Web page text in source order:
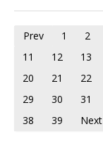
Prev 1 2
11
12 13
20
21 22
29
30 31
38
39 Next